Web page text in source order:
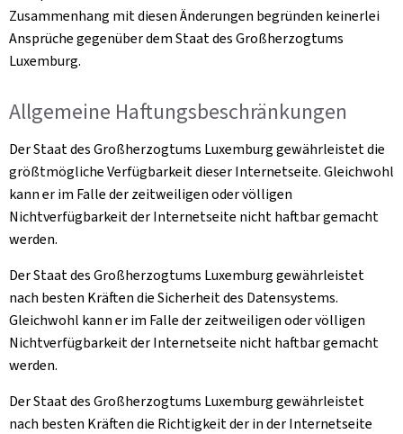
Zusammenhang mit diesen Änderungen begründen keinerlei
Ansprüche gegenüber dem Staat des Großherzogtums
Luxemburg.
Allgemeine Haftungsbeschränkungen
Der Staat des Großherzogtums Luxemburg gewährleistet die
größtmögliche Verfügbarkeit dieser Internetseite. Gleichwohl
kann er im Falle der zeitweiligen oder völligen
Nichtverfügbarkeit der Internetseite nicht haftbar gemacht
werden.
Der Staat des Großherzogtums Luxemburg gewährleistet
nach besten Kräften die Sicherheit des Datensystems.
Gleichwohl kann er im Falle der zeitweiligen oder völligen
Nichtverfügbarkeit der Internetseite nicht haftbar gemacht
werden.
Der Staat des Großherzogtums Luxemburg gewährleistet
nach besten Kräften die Richtigkeit der in der Internetseite